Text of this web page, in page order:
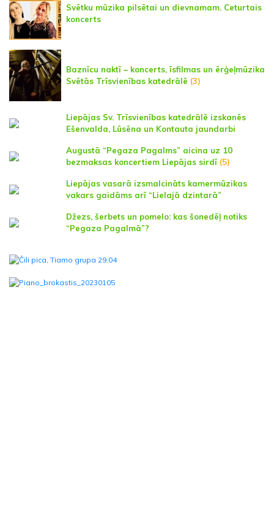
Svētku mūzika pilsētai un dievnamam. Ceturtais
koncerts
Baznīcu naktī – koncerts, īsfilmas un ērģeļmūzika
Svētās Trīsvienības katedrālē (3)
Liepājas Sv. Trīsvienības katedrālē izskanēs
Ešenvalda, Lūsēna un Kontauta jaundarbi
Augustā “Pegaza Pagalms” aicina uz 10
bezmaksas koncertiem Liepājas sirdī (5)
Liepājas vasarā izsmalcināts kamermūzikas
vakars gaidāms arī “Lielajā dzintarā”
Džezs, šerbets un pomelo: kas šonedēļ notiks
“Pegaza Pagalmā”?